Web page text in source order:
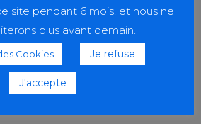
d’apprentissage 2026
juillet 2026
site pendant 6 mois, et nous ne
plus avant demain.
Cookies Je refuse
J'accepte